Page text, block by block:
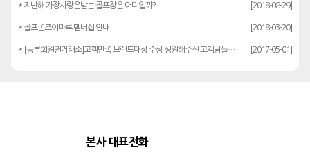
* 지난해 가장사랑은받는 골프장은 어디일까? [2018-08-29]
* 골프존조이마루 멤버십 안내 [2018-03-20]
* [동부회원권거래소]고객만족 브랜드대상 수상 성원해주신 고객님들께 감사드립… [2017-05-01]
본사 대표전화